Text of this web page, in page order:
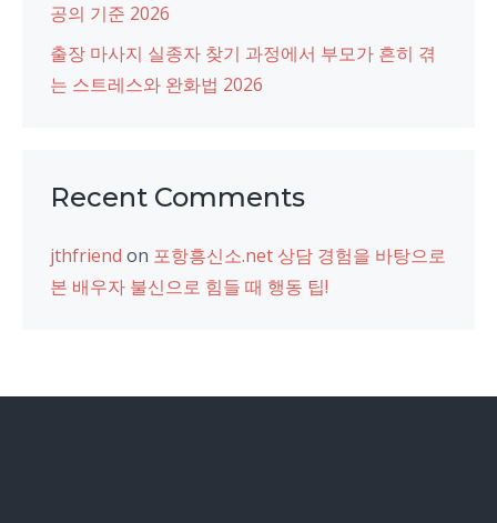
공의 기준 2026
출장 마사지 실종자 찾기 과정에서 부모가 흔히 겪
는 스트레스와 완화법 2026
Recent Comments
jthfriend on 포항흥신소.net 상담 경험을 바탕으로
본 배우자 불신으로 힘들 때 행동 팁!